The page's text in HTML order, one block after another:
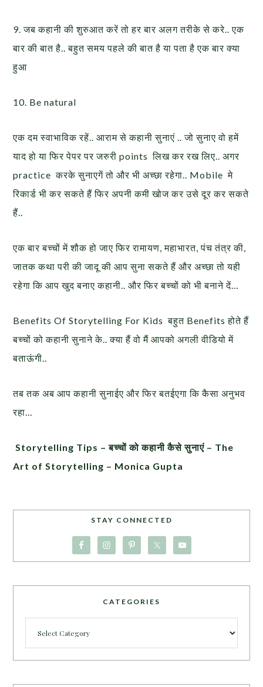
9. जब कहानी की शुरुआत करें तो हर बार अलग तरीके से करे.. एक
बार की बात है.. बहुत समय पहले की बात है या पता है एक बार क्या
हुआ
10. Be natural
एक दम स्वाभाविक रहें.. आराम से कहानी सुनाएं .. जो सुनाए वो हमें
याद हो या फिर पेपर पर जरुरी points लिख कर रख लिए.. अगर
practice करके सुनाएगें तो और भी अच्छा रहेगा.. Mobile मे
रिकार्ड भी कर सकते हैं फिर अपनी कमी खोज कर उसे दूर कर सकते
हैं..
एक बार बच्चों में शौक हो जाए फिर रामायण, महाभारत, पंच तंत्र की,
जातक कथा परी की जादू की आप सुना सकते हैं और अच्छा तो यही
रहेगा कि आप खुद बनाए कहानी.. और फिर बच्चों को भी बनाने दें…
Benefits Of Storytelling For Kids बहुत Benefits होते हैं
बच्चों को कहानी सुनाने के.. क्या हैं वो मैं आपको अगली वीडियो में
बताऊंगी..
तब तक अब आप कहानी सुनाईए और फिर बतईएगा कि कैसा अनुभव
रहा…
Storytelling Tips – बच्चों को कहानी कैसे सुनाएं – The
Art of Storytelling – Monica Gupta
STAY CONNECTED
CATEGORIES